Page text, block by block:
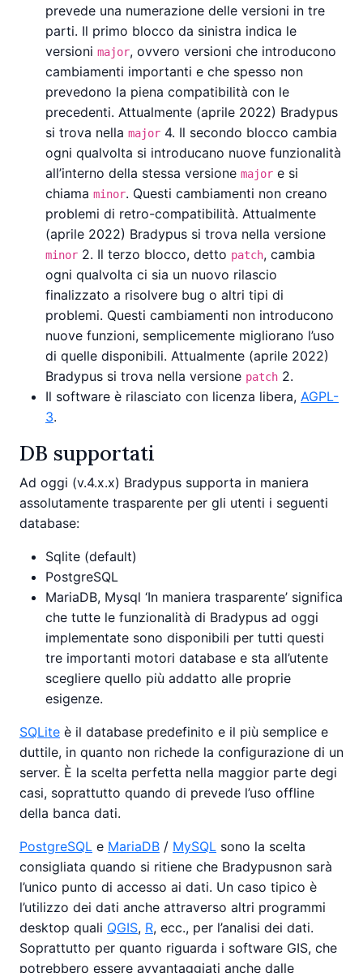
prevede una numerazione delle versioni in tre
parti. Il primo blocco da sinistra indica le
versioni major, ovvero versioni che introducono
cambiamenti importanti e che spesso non
prevedono la piena compatibilità con le
precedenti. Attualmente (aprile 2022) Bradypus
si trova nella major 4. Il secondo blocco cambia
ogni qualvolta si introducano nuove funzionalità
all’interno della stessa versione major e si
chiama minor. Questi cambiamenti non creano
problemi di retro-compatibilità. Attualmente
(aprile 2022) Bradypus si trova nella versione
minor 2. Il terzo blocco, detto patch, cambia
ogni qualvolta ci sia un nuovo rilascio
finalizzato a risolvere bug o altri tipi di
problemi. Questi cambiamenti non introducono
nuove funzioni, semplicemente migliorano l’uso
di quelle disponibili. Attualmente (aprile 2022)
Bradypus si trova nella versione patch 2.
Il software è rilasciato con licenza libera, AGPL-
3.
DB supportati
Ad oggi (v.4.x.x) Bradypus supporta in maniera
assolutamente trasparente per gli utenti i seguenti
database:
Sqlite (default)
PostgreSQL
MariaDB, Mysql ‘In maniera trasparente’ significa
che tutte le funzionalità di Bradypus ad oggi
implementate sono disponibili per tutti questi
tre importanti motori database e sta all’utente
scegliere quello più addatto alle proprie
esigenze.
SQLite è il database predefinito e il più semplice e
duttile, in quanto non richede la configurazione di un
server. È la scelta perfetta nella maggior parte degi
casi, soprattutto quando di prevede l’uso offline
della banca dati.
PostgreSQL e MariaDB / MySQL sono la scelta
consigliata quando si ritiene che Bradypusnon sarà
l’unico punto di accesso ai dati. Un caso tipico è
l’utilizzo dei dati anche attraverso altri programmi
desktop quali QGIS, R, ecc., per l’analisi dei dati.
Soprattutto per quanto riguarda i software GIS, che
potrebbero essere avvantaggiati anche dalle